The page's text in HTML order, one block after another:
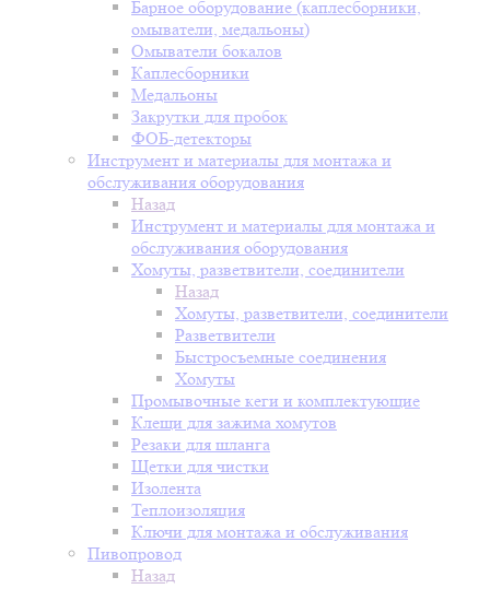
Барное оборудование (каплесборники,
омыватели, медальоны)
Омыватели бокалов
Каплесборники
Медальоны
Закрутки для пробок
ФОБ-детекторы
Инструмент и материалы для монтажа и
обслуживания оборудования
Назад
Инструмент и материалы для монтажа и
обслуживания оборудования
Хомуты, разветвители, соединители
Назад
Хомуты, разветвители, соединители
Разветвители
Быстросъемные соединения
Хомуты
Промывочные кеги и комплектующие
Клещи для зажима хомутов
Резаки для шланга
Щетки для чистки
Изолента
Теплоизоляция
Ключи для монтажа и обслуживания
Пивопровод
Назад